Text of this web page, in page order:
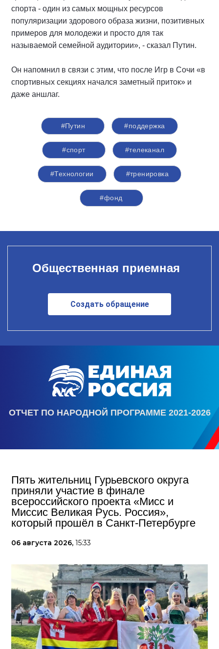
спорта - один из самых мощных ресурсов
популяризации здорового образа жизни, позитивных
примеров для молодежи и просто для так
называемой семейной аудитории», - сказал Путин.
Он напомнил в связи с этим, что после Игр в Сочи «в
спортивных секциях начался заметный приток» и
даже аншлаг.
#Путин #поддержка
#спорт #телеканал
#Технологии #тренировка
#фонд
Общественная приемная
Создать обращение
ОТЧЕТ ПО НАРОДНОЙ ПРОГРАММЕ 2021-2026
Пять жительниц Гурьевского округа
приняли участие в финале
всероссийского проекта «Мисс и
Миссис Великая Русь. Россия»,
который прошёл в Санкт-Петербурге
06 августа 2026, 15:33